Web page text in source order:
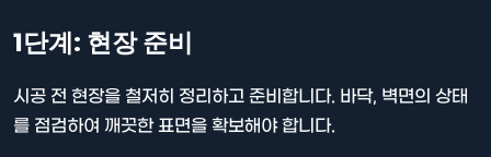
1단계: 현장 준비
시공 전 현장을 철저히 정리하고 준비합니다. 바닥, 벽면의 상태
를 점검하여 깨끗한 표면을 확보해야 합니다.